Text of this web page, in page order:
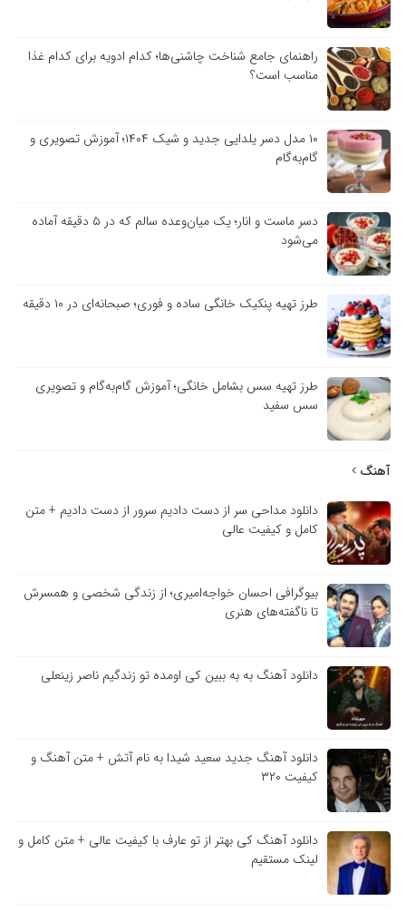
راهنمای جامع شناخت چاشنی‌ها؛ کدام ادویه برای کدام غذا
مناسب است؟
۱۰ مدل دسر یلدایی جدید و شیک ۱۴۰۴؛ آموزش تصویری و
گام‌به‌گام
دسر ماست و انار؛ یک میان‌وعده سالم که در ۵ دقیقه آماده
می‌شود
طرز تهیه پنکیک خانگی ساده و فوری؛ صبحانه‌ای در ۱۰ دقیقه
طرز تهیه سس بشامل خانگی؛ آموزش گام‌به‌گام و تصویری
سس سفید
آهنگ
دانلود مداحی سر از دست دادیم سرور از دست دادیم + متن
کامل و کیفیت عالی
بیوگرافی احسان خواجه‌امیری؛ از زندگی شخصی و همسرش
تا ناگفته‌های هنری
دانلود آهنگ به به ببین کی اومده تو زندگیم ناصر زینعلی
دانلود آهنگ جدید سعید شیدا به نام آتش + متن آهنگ و
کیفیت ۳۲۰
دانلود آهنگ کی بهتر از تو عارف با کیفیت عالی + متن کامل و
لینک مستقیم